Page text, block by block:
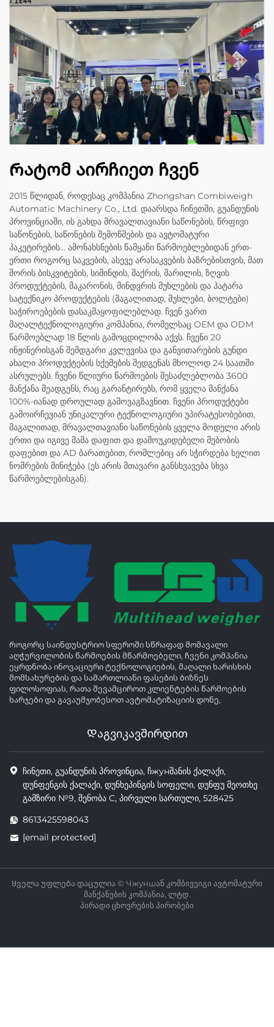
Რატომ აირჩიეთ ჩვენ
2015 წლიდან, როდესაც კომპანია Zhongshan Combiweigh
Automatic Machinery Co., Ltd. დაარსდა ჩინეთში, გუანდუნის
პროვინციაში, ის გახდა მრავალთავიანი საწონების, წრფივი
საწონების, საწონების შემოწმების და ავტომატური
პაკეტირების... ამონახსნების წამყანი წარმოებლებიდან ერთ-
ერთი როგორც საკვების, ასევე არასაკვების ბაზრებისთვის, მათ
შორის ბისკვიტების, სიმინდის, შაქრის, მარილის, ზღვის
პროდუქტების, მაკარონის, მინდვრის მუხლების და პატარა
სატექნიკო პროდუქტების (მაგალითად, მუხლები, ბოლტები)
საჭიროებების დასაკმაყოფილებლად. ჩვენ ვართ
მაღალტექნოლოგიური კომპანია, რომელსაც OEM და ODM
წარმოებლად 18 წლის გამოცდილობა აქვს. ჩვენი 20
ინჟინერისგან შემდგარი კვლევისა და განვითარების გუნდი
ახალი პროდუქტების სქემების შედგენას მხოლოდ 24 საათში
ასრულებს. ჩვენი წლიური წარმოების შესაძლებლობა 3600
მანქანა შეადგენს, რაც გარანტირებს, რომ ყველა მანქანა
100%-იანად დროულად გამოვაგზავნით. ჩვენი პროდუქტები
გამოირჩევიან უნიკალური ტექნოლოგიური უპირატესობებით,
მაგალითად, მრავალთავიანი საწონების ყველა მოდელი არის
ერთი და იგივე მამა დაფით და დამოუკიდებელი მებობის
დაფებით და AD ბარათებით, რომლებიც არ სჭირდება ხელით
ნომრების მინიჭება (ეს არის მთავარი განსხვავება სხვა
წარმოებლებისგან).
Როგორც საინდუსტრიო სფეროში სწრაფად მომავალი
აღჭურვილობის წარმოების მწარმოებელი, ჩვენი კომპანია
ეყრდნობა ინოვაციური ტექნოლოგიების, მაღალი ხარისხის
მომსახურების და სამართლიანი ფასების ბიზნეს
ფილოსოფიას, რათა შევამციროთ კლიენტების წარმოების
ხარჯები და გავაუმჯობესოთ ავტომატიზაციის დონე,
Დაგვიკავშირდით
ჩინეთი, გუანდუნის პროვინცია, ჩжунშანის ქალაქი,
დუნფენგის ქალაქი, დუნხეპინგის სოფელი, დუნფუ მეოთხე
გამზირი №9, შენობა C, პირველი სართული, 528425
8613425598043
[email protected]
Ყველა უფლება დაცულია © Чжуншან კომბივეიგი ავტომატური
მანქანების კომპანია, ლტდ.
პირადი ცხოვრების პირობები